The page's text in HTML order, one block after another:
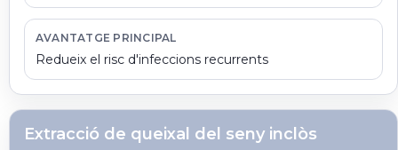
AVANTATGE PRINCIPAL
Redueix el risc d'infeccions recurrents
Extracció de queixal del seny inclòs